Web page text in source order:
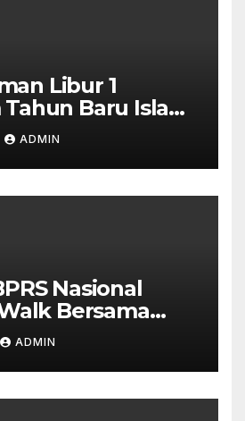
Libur 1
Baru Islam
ADMIN
Nasional
Bersama
dan Insan
ADMIN